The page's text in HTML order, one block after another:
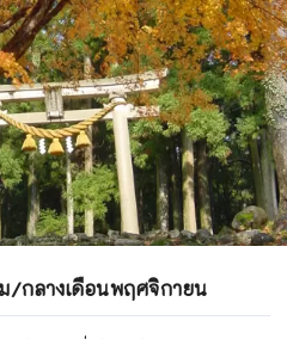
/กลางเดือนพฤศจิกายน